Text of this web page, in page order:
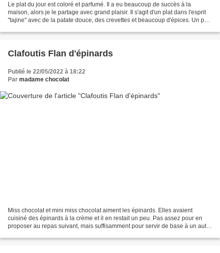
Le plat du jour est coloré et parfumé. Il a eu beaucoup de succès à la
maison, alors je le partage avec grand plaisir. Il s'agit d'un plat dans l'esprit
"tajine" avec de la patate douce, des crevettes et beaucoup d'épices. Un peu
Clafoutis Flan d'épinards
Publié le 22/05/2022 à 18:22
Par madame chocolat
Miss chocolat et mini miss chocolat aiment les épinards. Elles avaient
cuisiné des épinards à la crème et il en restait un peu. Pas assez pour en
proposer au repas suivant, mais suffisamment pour servir de base à un autre